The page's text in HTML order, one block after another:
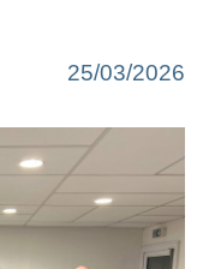
25/03/2026